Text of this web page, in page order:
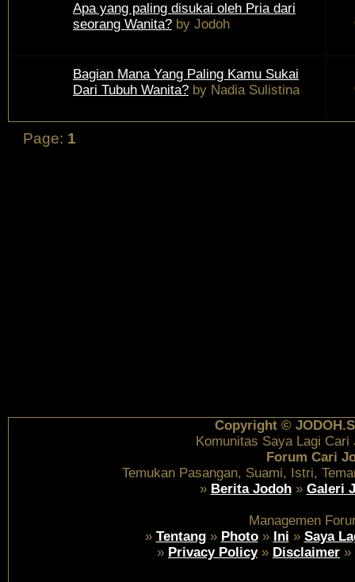
Apa yang paling disukai oleh Pria dari
seorang Wanita? by Jodoh
Bagian Mana Yang Paling Kamu Sukai
Dari Tubuh Wanita? by Nadia Sulistina
Page: 1
Copyright ©
Komunitas Saya Lagi Cari
Forum Cari
Temukan Pasangan, Suami, Istri,
» Berita Jodoh» Galeri
Managemen
» Tentang» Photo» Ini » Saya
» Privacy Policy» Disclaimer »